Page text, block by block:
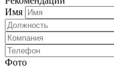
Имя
Фото